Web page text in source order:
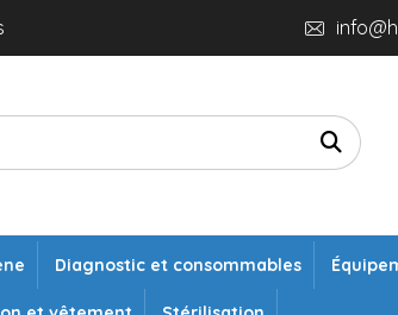
Diagnostic et consommables